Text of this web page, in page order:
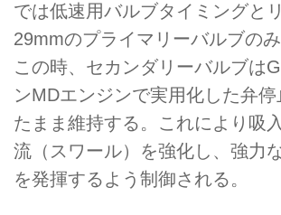
では低速用バルブタイミングと
29mmのプライマリーバルブのみ
この時、セカンダリーバルブは
ンMDエンジンで実用化した弁停
たまま維持する。これにより吸
流（スワール）を強化し、強力
を発揮するよう制御される。